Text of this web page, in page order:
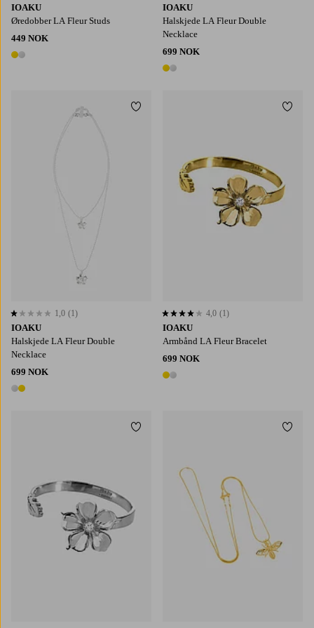
IOAKU
Øredobber LA Fleur Studs
449 NOK
2 farger
IOAKU
Halskjede LA Fleur Double
Necklace
699 NOK
2 farger
IOAKU
Halskjede LA Fleur Double
Necklace
699 NOK
2 farger
1,0 basert på 1 karaktergivninger
1,0 (1)
Legg til favoritter
IOAKU
Armbånd LA Fleur Bracelet
699 NOK
2 farger
4,0 basert på 1 karaktergivninger
4,0 (1)
Legg til favoritter